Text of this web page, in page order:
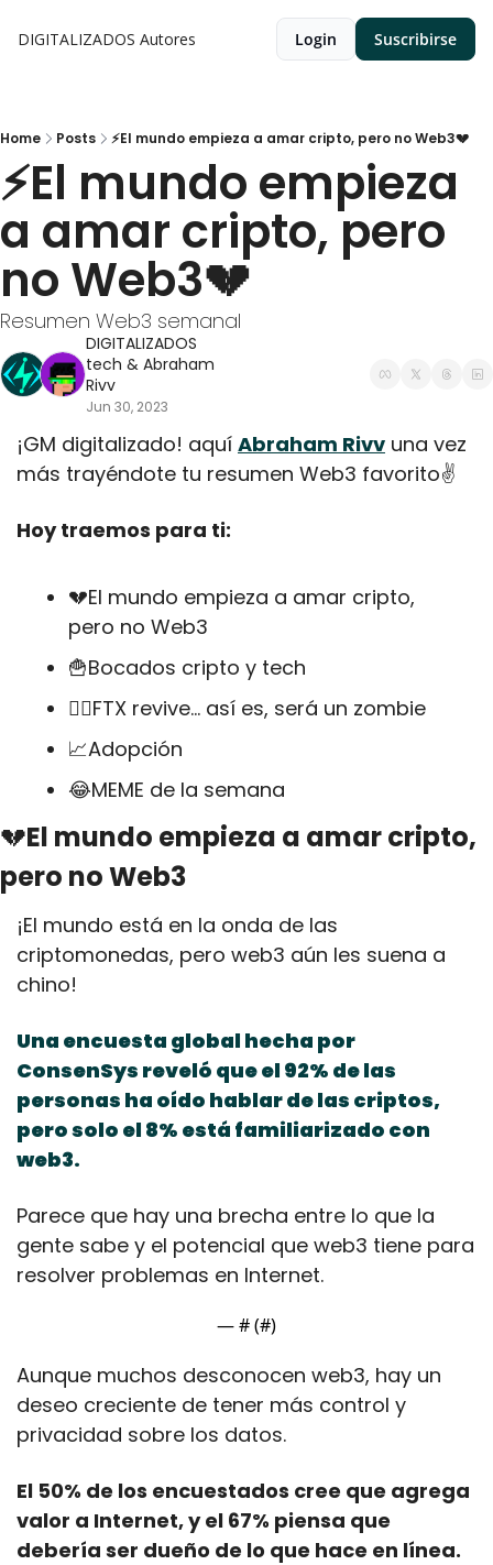
DIGITALIZADOS Autores Login Suscribirse
Home Posts ⚡El mundo empieza a amar cripto, pero no Web3💔
⚡El mundo empieza
a amar cripto, pero
no Web3💔
Resumen Web3 semanal
DIGITALIZADOS
tech & Abraham
Rivv
Jun 30, 2023
¡GM digitalizado! aquí Abraham Rivv una vez
más trayéndote tu resumen Web3 favorito✌️
Hoy traemos para ti:
💔El mundo empieza a amar cripto,
pero no Web3
🍟Bocados cripto y tech
🧟‍♂FTX revive… así es, será un zombie
📈Adopción
😂MEME de la semana
💔El mundo empieza a amar cripto,
pero no Web3
¡El mundo está en la onda de las
criptomonedas, pero web3 aún les suena a
chino!
Una encuesta global hecha por
ConsenSys reveló que el 92% de las
personas ha oído hablar de las criptos,
pero solo el 8% está familiarizado con
web3.
Parece que hay una brecha entre lo que la
gente sabe y el potencial que web3 tiene para
resolver problemas en Internet.
— # (#)
Aunque muchos desconocen web3, hay un
deseo creciente de tener más control y
privacidad sobre los datos.
El 50% de los encuestados cree que agrega
valor a Internet, y el 67% piensa que
debería ser dueño de lo que hace en línea.